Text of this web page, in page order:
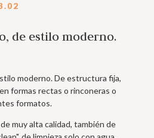
de estilo moderno.
moderno. De estructura fija,
formas rectas o rinconeras o
formatos.
muy alta calidad, también de